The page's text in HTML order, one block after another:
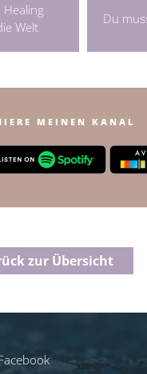
Welt
Du
MEINEN KANAL
zur Übersicht